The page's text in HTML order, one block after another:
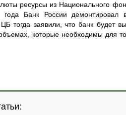
ресурсы из Национального
Банк России демонтировал
тогда заявили, что банк будет
которые необходимы для